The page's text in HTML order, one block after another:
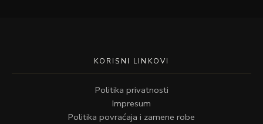
KORISNI LINKOVI
Politika privatnosti
Impresum
Politika povraćaja i zamene robe